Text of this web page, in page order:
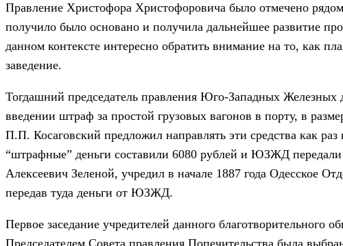
Правление Христофора Христофоровича было отмечено
получило было основано и получила дальнейшее развитие
данном контексте интересно обратить внимание на то, как
заведение.
Тогдашний председатель правления Юго-Западных
введении штраф за простой грузовых вагонов в порту, в
П.П. Косаговский предложил направлять эти средства как
“штрафные” деньги составили 6080 рублей и ЮЗЖД передали
Алексеевич Зеленой, учредил в начале 1887 года Одесское
передав туда деньги от ЮЗЖД.
Первое заседание учредителей данного благотворительного